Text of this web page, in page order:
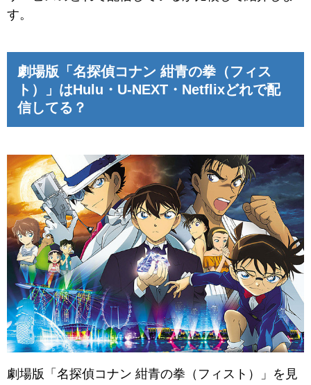
す。
劇場版「名探偵コナン 紺青の拳（フィス
ト）」はHulu・U-NEXT・Netflixどれで配
信してる？
劇場版「名探偵コナン 紺青の拳（フィスト）」を見